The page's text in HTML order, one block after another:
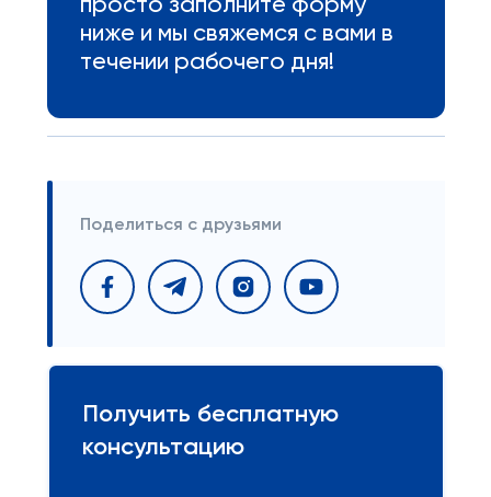
просто заполните форму
ниже и мы свяжемся с вами в
течении рабочего дня!
Поделиться с друзьями
Получить бесплатную
консультацию